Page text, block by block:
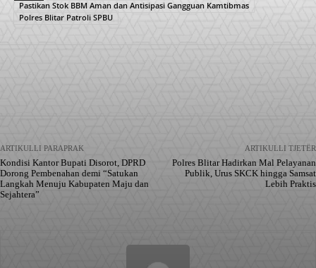
Pastikan Stok BBM Aman dan Antisipasi Gangguan Kamtibmas
Polres Blitar Patroli SPBU
ARTIKULLI PARAPRAK
Kondisi Kantor Bupati Disorot, DPRD
Dorong Pembenahan demi “Satukan
Langkah Menuju Kabupaten Maju dan
Sejahtera”
ARTIKULLI TJETËR
Polres Blitar Hadirkan Mal Pelayanan
Publik, Urus SKCK hingga Samsat
Lebih Praktis